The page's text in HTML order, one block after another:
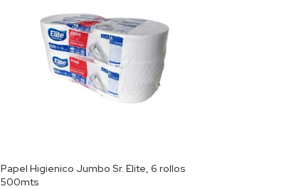
Papel Higienico Jumbo Sr. Elite, 6 rollos
500mts